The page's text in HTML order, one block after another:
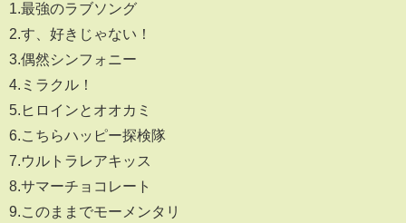
1.最強のラブソング
2.す、好きじゃない！
3.偶然シンフォニー
4.ミラクル！
5.ヒロインとオオカミ
6.こちらハッピー探検隊
7.ウルトラレアキッス
8.サマーチョコレート
9.このままでモーメンタリ